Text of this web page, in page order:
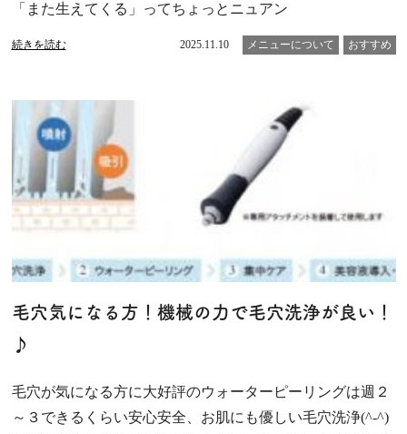
「また生えてくる」ってちょっとニュアン
続きを読む 2025.11.10 メニューについて おすすめ
毛穴気になる方！機械の力で毛穴洗浄が良い！
♪
毛穴が気になる方に大好評のウォーターピーリングは週２
～３できるくらい安心安全、お肌にも優しい毛穴洗浄(^-^)